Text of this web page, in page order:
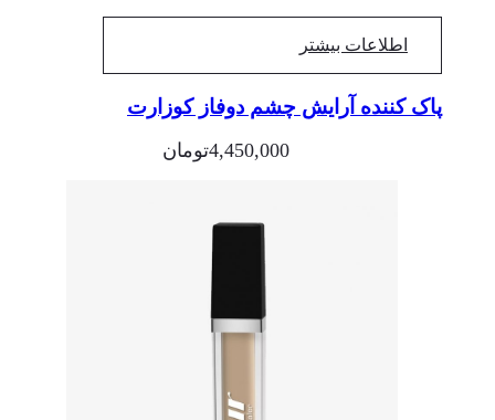
اطلاعات بیشتر
پاک کننده آرایش چشم دوفاز کوزارت
4,450,000تومان